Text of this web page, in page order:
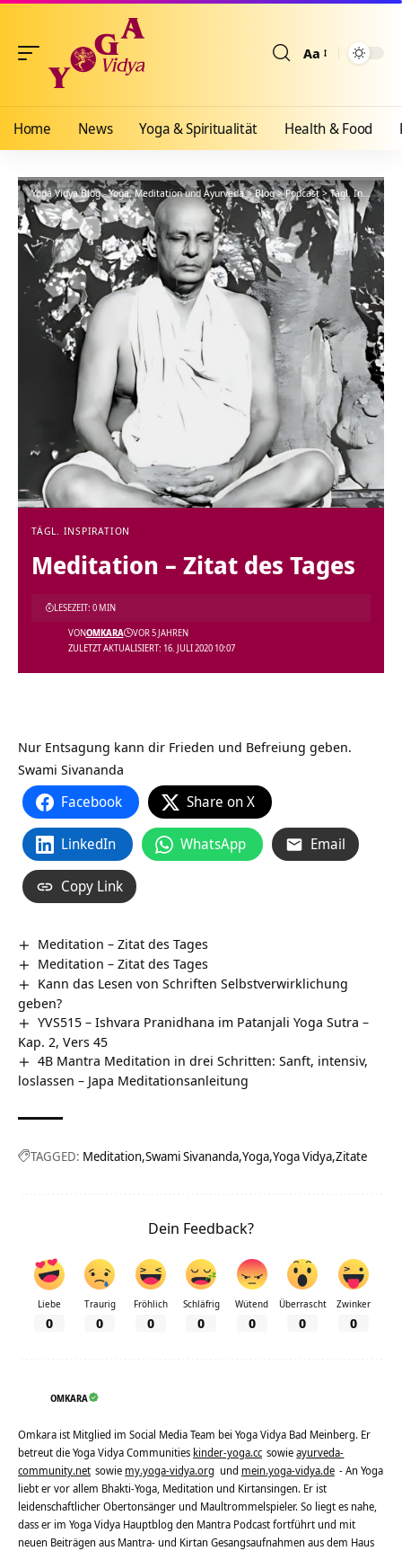
Aa
Home News Yoga & Spiritualität Health & Food
Yoga Vidya Blog - Yoga, Meditation und Ayurveda>Blog>Podcast>Tägl. Inspiration
TÄGL. INSPIRATION
Meditation – Zitat des Tages
ZULETZT AKTUALISIERT: 16. JULI 2020 10:07
VONOMKARA VOR 5 JAHREN
LESEZEIT: 0 MIN
Nur Entsagung kann dir Frieden und Befreiung geben.
Swami Sivananda
Facebook Share on X
LinkedIn WhatsApp Email
Copy Link
Meditation – Zitat des Tages
Meditation – Zitat des Tages
Kann das Lesen von Schriften Selbstverwirklichung
geben?
YVS515 – Ishvara Pranidhana im Patanjali Yoga Sutra –
Kap. 2, Vers 45
4B Mantra Meditation in drei Schritten: Sanft, intensiv,
loslassen – Japa Meditationsanleitung
TAGGED: Meditation Swami Sivananda Yoga Yoga Vidya Zitate
Dein Feedback?
Liebe
0
Traurig
0
Fröhlich
0
Schläfrig
0
Wütend
0
Überrascht
0
Zwinker
0
OMKARA
Omkara ist Mitglied im Social Media Team bei Yoga Vidya Bad Meinberg. Er
betreut die Yoga Vidya Communities kinder-yoga.cc sowieayurveda-
community.net sowie my.yoga-vidya.org und mein.yoga-vidya.de - An Yoga
liebt er vor allem Bhakti-Yoga, Meditation und Kirtansingen. Er ist
leidenschaftlicher Obertonsänger und Maultrommelspieler. So liegt es nahe,
dass er im Yoga Vidya Hauptblog den Mantra Podcast fortführt und mit
neuen Beiträgen aus Mantra- und Kirtan Gesangsaufnahmen aus dem Haus